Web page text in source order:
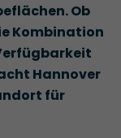
Ob
Kombination
Hannover
für